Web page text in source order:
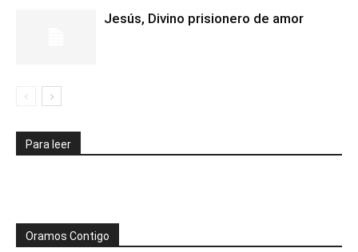
Jesús, Divino prisionero de amor
Para leer
Oramos Contigo